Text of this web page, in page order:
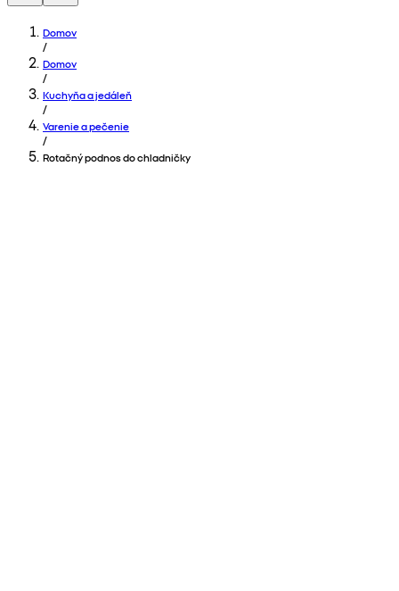
Domov
/
Domov
/
Kuchyňa a jedáleň
/
Varenie a pečenie
/
Rotačný podnos do chladničky